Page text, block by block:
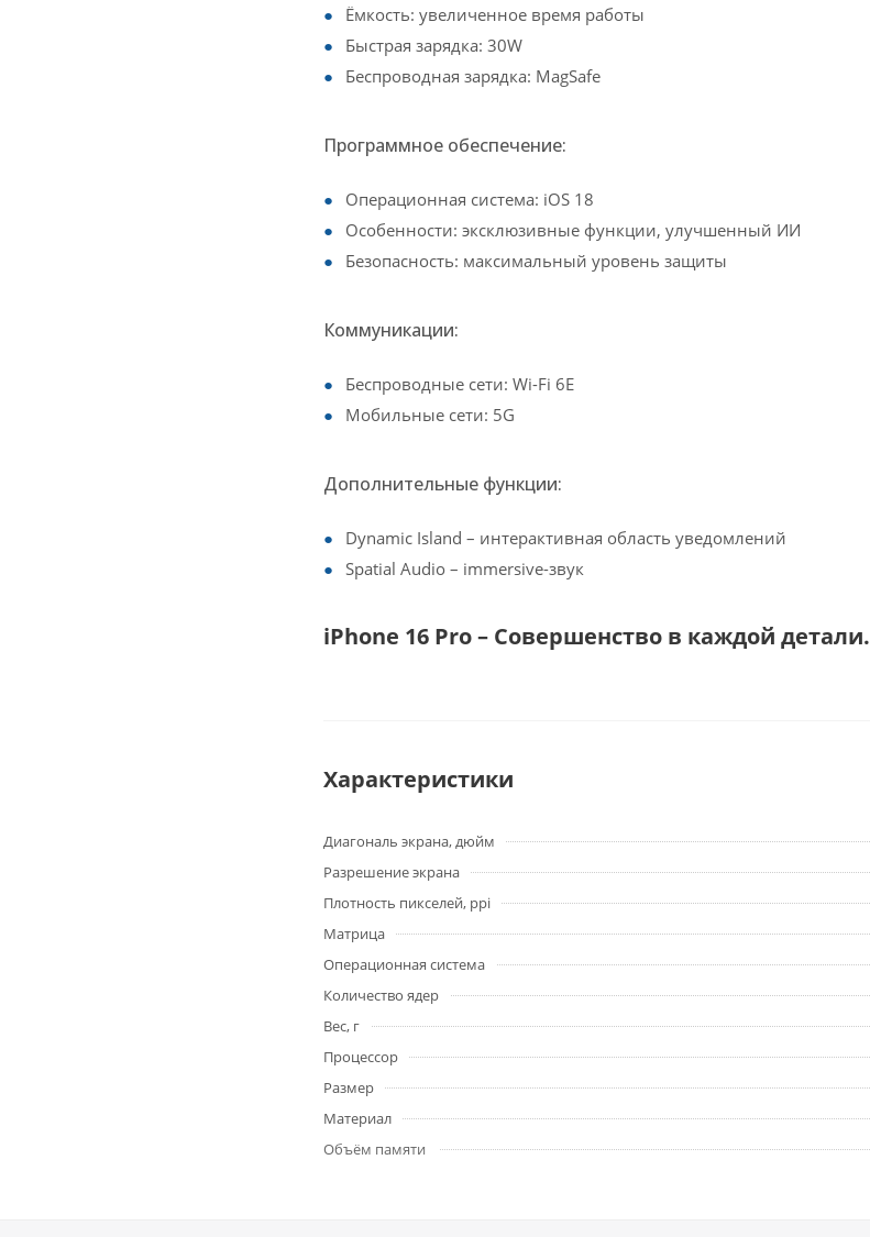
Ёмкость: увеличенное время работы
Быстрая зарядка: 30W
Беспроводная зарядка: MagSafe
Программное обеспечение:
Операционная система: iOS 18
Особенности: эксклюзивные функции, улучшенный ИИ
Безопасность: максимальный уровень защиты
Коммуникации:
Беспроводные сети: Wi-Fi 6E
Мобильные сети: 5G
Дополнительные функции:
Dynamic Island – интерактивная область уведомлений
Spatial Audio – immersive-звук
iPhone 16 Pro – Совершенство в каждой детали.
Характеристики
Диагональ экрана, дюйм
Разрешение экрана
Плотность пикселей, ppi
Матрица
Операционная система
Количество ядер
Вес, г
Процессор
Размер
Материал
Объём памяти